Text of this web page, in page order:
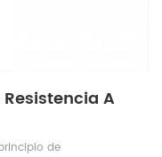
A
de